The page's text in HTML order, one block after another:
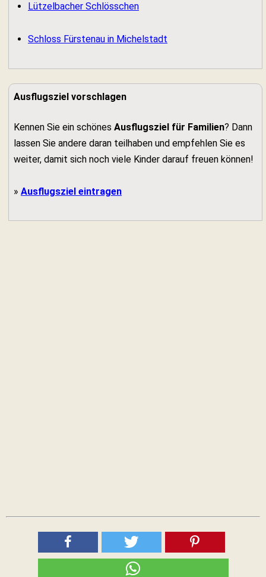
Lützelbacher Schlösschen
Schloss Fürstenau in Michelstadt
Ausflugsziel vorschlagen
Kennen Sie ein schönes Ausflugsziel für Familien? Dann
lassen Sie andere daran teilhaben und empfehlen Sie es
weiter, damit sich noch viele Kinder darauf freuen können!
» Ausflugsziel eintragen